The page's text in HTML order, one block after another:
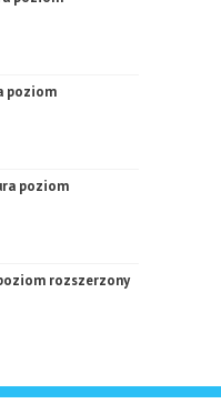
poziom
poziom
rozszerzony